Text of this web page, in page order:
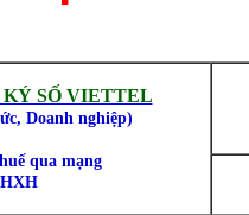
SỐ VIETTEL
Doanh nghiệp)
qua mạng